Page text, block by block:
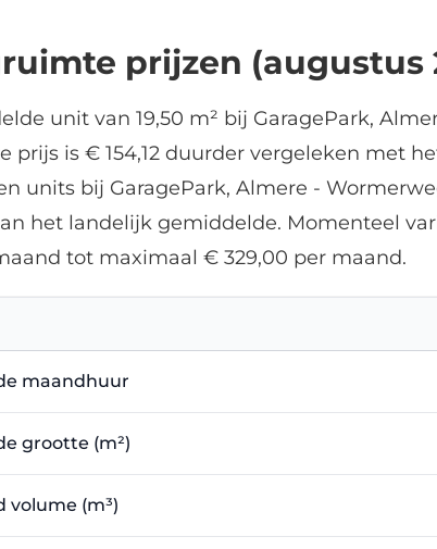
prijzen (augustus
unit van 19,50 m² bij GaragePark,
prijs is € 154,12 duurder vergeleken met
units bij GaragePark, Almere -
het landelijk gemiddelde. Momenteel
tot maximaal € 329,00 per maand.
maandhuur
grootte (m²)
volume (m³)